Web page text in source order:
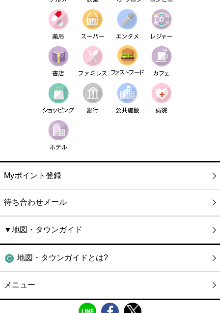
Myポイント登録
待ち合わせメール
▼地図・タウンガイド
地図・タウンガイドとは?
メニュー